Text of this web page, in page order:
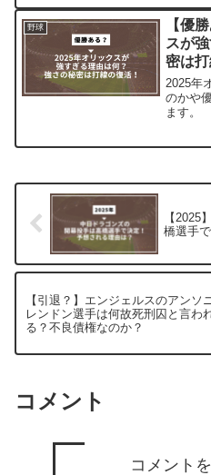
野球
【優
スが
密は打
2025年
のかや
ます。
【2025
橋選手
【引退？】エンジェルスのアンソ
レンドン選手は何故死刑囚と言わ
る？不良債権なのか？
コメント
コメント